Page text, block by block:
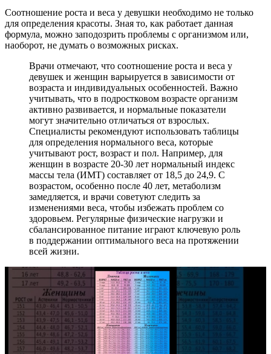
Соотношение роста и веса у девушки необходимо не только
для определения красоты. Зная то, как работает данная
формула, можно заподозрить проблемы с организмом или,
наоборот, не думать о возможных рисках.
Врачи отмечают, что соотношение роста и веса у
девушек и женщин варьируется в зависимости от
возраста и индивидуальных особенностей. Важно
учитывать, что в подростковом возрасте организм
активно развивается, и нормальные показатели
могут значительно отличаться от взрослых.
Специалисты рекомендуют использовать таблицы
для определения нормального веса, которые
учитывают рост, возраст и пол. Например, для
женщин в возрасте 20-30 лет нормальный индекс
массы тела (ИМТ) составляет от 18,5 до 24,9. С
возрастом, особенно после 40 лет, метаболизм
замедляется, и врачи советуют следить за
изменениями веса, чтобы избежать проблем со
здоровьем. Регулярные физические нагрузки и
сбалансированное питание играют ключевую роль
в поддержании оптимального веса на протяжении
всей жизни.